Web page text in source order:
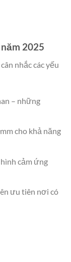
2025
nhắc các yếu
– những
cho khả năng
cảm ứng
ưu tiên nơi có